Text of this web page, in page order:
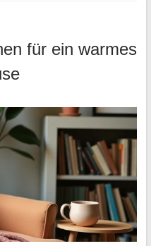
für ein warmes